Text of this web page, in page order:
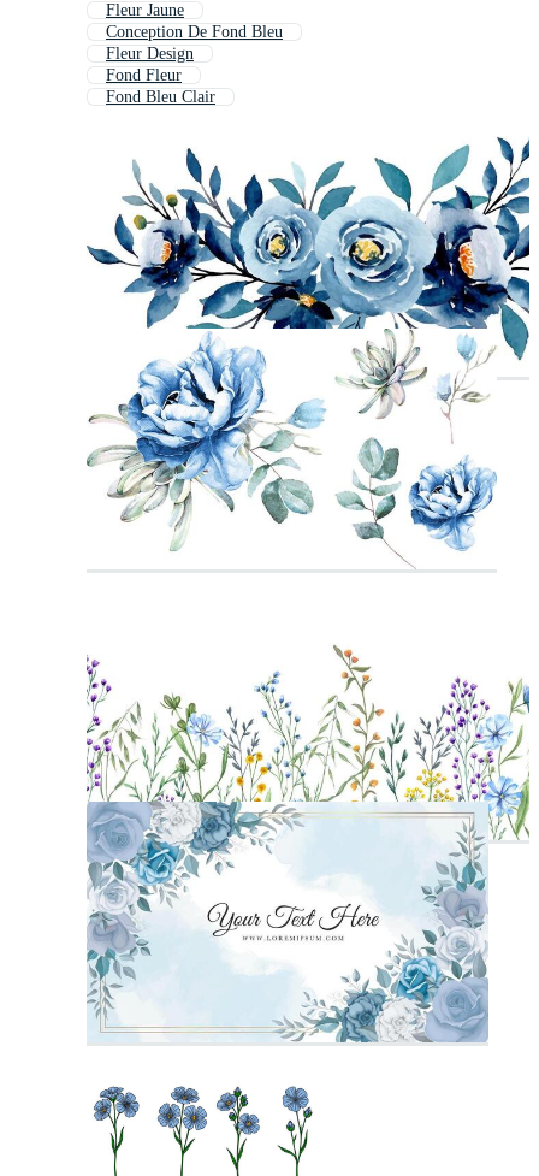
Fleur Jaune
Conception De Fond Bleu
Fleur Design
Fond Fleur
Fond Bleu Clair